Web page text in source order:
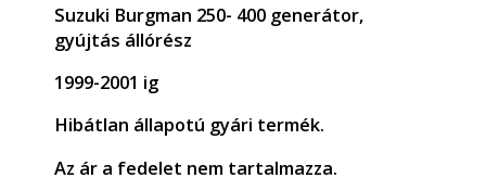
Suzuki Burgman 250- 400 generátor,
gyújtás állórész
1999-2001 ig
Hibátlan állapotú gyári termék.
Az ár a fedelet nem tartalmazza.